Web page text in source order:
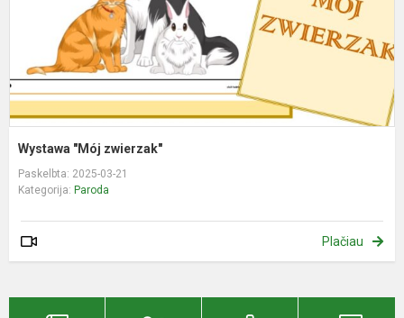
Wystawa "Mój zwierzak"
Paskelbta: 2025-03-21
Kategorija: Paroda
Plačiau